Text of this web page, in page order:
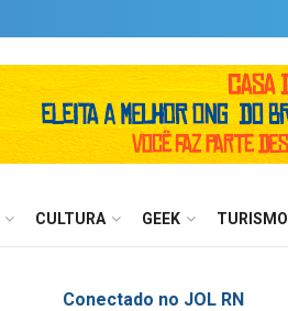
CULTURA GEEK TURISMO
Conectado no JOL RN